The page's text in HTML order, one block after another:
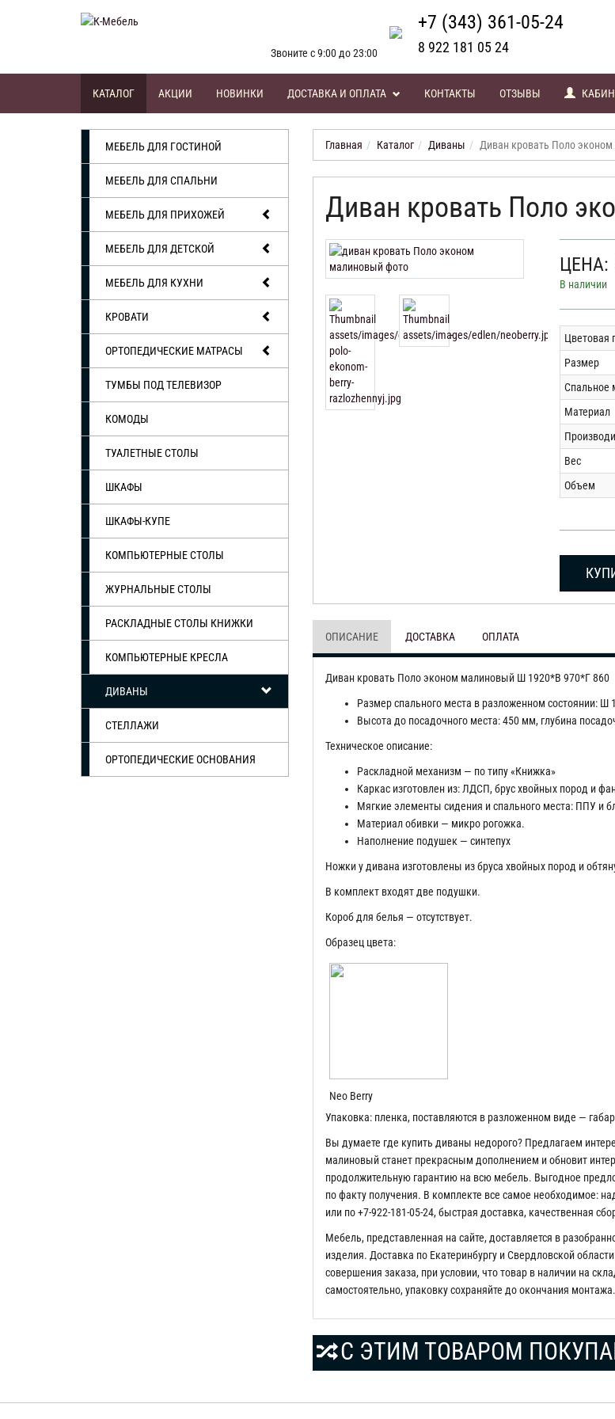
Звоните с 9:00 до 23:00
+7 (343) 361-05-24
8 922 181 05 24
КАТАЛОГ АКЦИИ НОВИНКИ ДОСТАВКА И ОПЛАТА КОНТАКТЫ ОТЗЫВЫ
МЕБЕЛЬ ДЛЯ ГОСТИНОЙ
МЕБЕЛЬ ДЛЯ СПАЛЬНИ
МЕБЕЛЬ ДЛЯ ПРИХОЖЕЙ
МЕБЕЛЬ ДЛЯ ДЕТСКОЙ
МЕБЕЛЬ ДЛЯ КУХНИ
КРОВАТИ
ОРТОПЕДИЧЕСКИЕ МАТРАСЫ
ТУМБЫ ПОД ТЕЛЕВИЗОР
КОМОДЫ
ТУАЛЕТНЫЕ СТОЛЫ
ШКАФЫ
ШКАФЫ-КУПЕ
КОМПЬЮТЕРНЫЕ СТОЛЫ
ЖУРНАЛЬНЫЕ СТОЛЫ
РАСКЛАДНЫЕ СТОЛЫ КНИЖКИ
КОМПЬЮТЕРНЫЕ КРЕСЛА
ДИВАНЫ
СТЕЛЛАЖИ
ОРТОПЕДИЧЕСКИЕ ОСНОВАНИЯ
Главная Каталог Диваны Диван кровать Поло
Диван кровать Поло
ЦЕНА:
В наличии
Цветовая
Размер
Спальное
Материал
Вес
Объем
ОПИСАНИЕ ДОСТАВКА ОПЛАТА
Диван кровать Поло эконом малиновый Ш 1920*В 970*Г 860
Размер спального места в разложенном состоянии: Ш
Высота до посадочного места: 450 мм, глубина
Техническое описание:
Раскладной механизм — по типу «Книжка»
Каркас изготовлен из: ЛДСП, брус хвойных пород и
Мягкие элементы сидения и спального места: ППУ и
Материал обивки — микро рогожка.
Наполнение подушек — синтепух
Ножки у дивана изготовлены из бруса хвойных пород и
В комплект входят две подушки.
Короб для белья — отсутствует.
Образец цвета:
Neo Berry
Упаковка: пленка, поставляются в разложенном виде —
Вы думаете где купить диваны недорого? Предлагаем
малиновый станет прекрасным дополнением и обновит
продолжительную гарантию на всю мебель. Выгодное
по факту получения. В комплекте все самое необходимое:
или по +7-922-181-05-24, быстрая доставка, качественная
Мебель, представленная на сайте, доставляется в
изделия. Доставка по Екатеринбургу и Свердловской
совершения заказа, при условии, что товар в наличии на
самостоятельно, упаковку сохраняйте до окончания монтажа.
С ЭТИМ ТОВАРОМ